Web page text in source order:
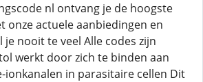
nl ontvang je de hoogste
onze actuele aanbiedingen en
nooit te veel Alle codes zijn
werkt door zich te binden aan
ionkanalen in parasitaire cellen Dit